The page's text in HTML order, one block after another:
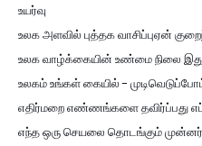
உயர்வு
உலக அளவில் புத்தக வாசிப்புஏன்
உலக வாழ்க்கையின் உண்மை நிலை
உலகம் உங்கள் கையில் -
எதிர்மறை எண்ணங்களை தவிர்ப்பது
எந்த ஒரு செயலை தொடங்கும்